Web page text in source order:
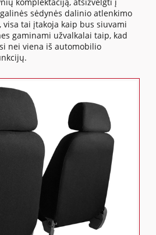
sėdynės dalinio atlenkimo
tai įtakoja kaip bus siuvami
gaminami užvalkalai taip, kad
nei viena iš automobilio